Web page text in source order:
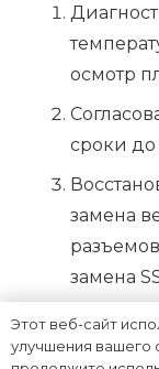
осмотр
сроки до
замена
замена
Этот веб-сайт
улучшения вашего